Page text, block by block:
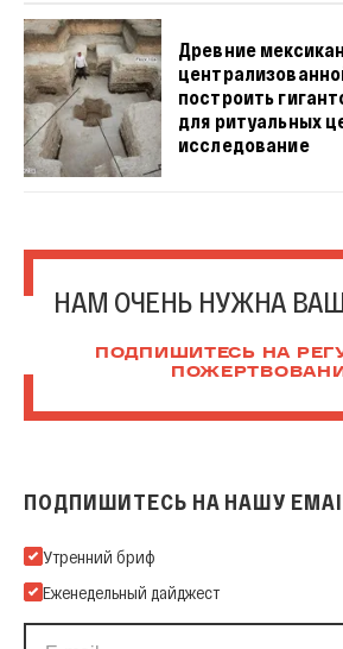
Древние
построить
для ритуальных
исследование
НАМ ОЧЕНЬ НУЖНА
ПОДПИШИТЕСЬ НА
ПОДПИШИТЕСЬ НА НАШУ
Подпишитесь на нашу Email-рассылку
Утренний бриф
Еженедельный дайджест